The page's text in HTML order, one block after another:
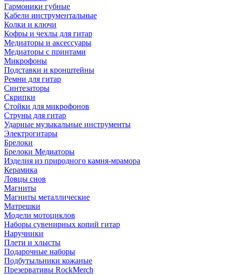
Гармоники губные
Кабели инструментальные
Колки и ключи
Кофры и чехлы для гитар
Медиаторы и аксессуары
Медиаторы с принтами
Микрофоны
Подставки и кронштейны
Ремни для гитар
Синтезаторы
Скрипки
Стойки для микрофонов
Струны для гитар
Ударные музыкальные инструменты
Электрогитары
Брелоки
Брелоки Медиаторы
Изделия из природного камня-мрамора
Керамика
Ловцы снов
Магниты
Магниты металлические
Матрешки
Модели мотоциклов
Наборы сувенирных копий гитар
Наручники
Плети и хлысты
Подарочные наборы
Подбутыльники кожаные
Презервативы RockMerch